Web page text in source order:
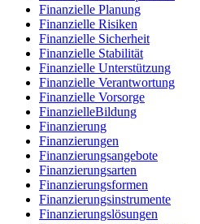
Finanzielle Planung
Finanzielle Risiken
Finanzielle Sicherheit
Finanzielle Stabilität
Finanzielle Unterstützung
Finanzielle Verantwortung
Finanzielle Vorsorge
FinanzielleBildung
Finanzierung
Finanzierungen
Finanzierungsangebote
Finanzierungsarten
Finanzierungsformen
Finanzierungsinstrumente
Finanzierungslösungen